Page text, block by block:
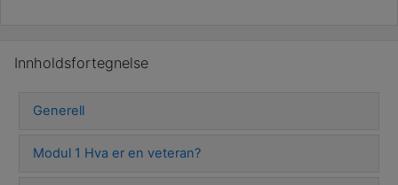
Innholdsfortegnelse
Generell
Modul 1 Hva er en veteran?